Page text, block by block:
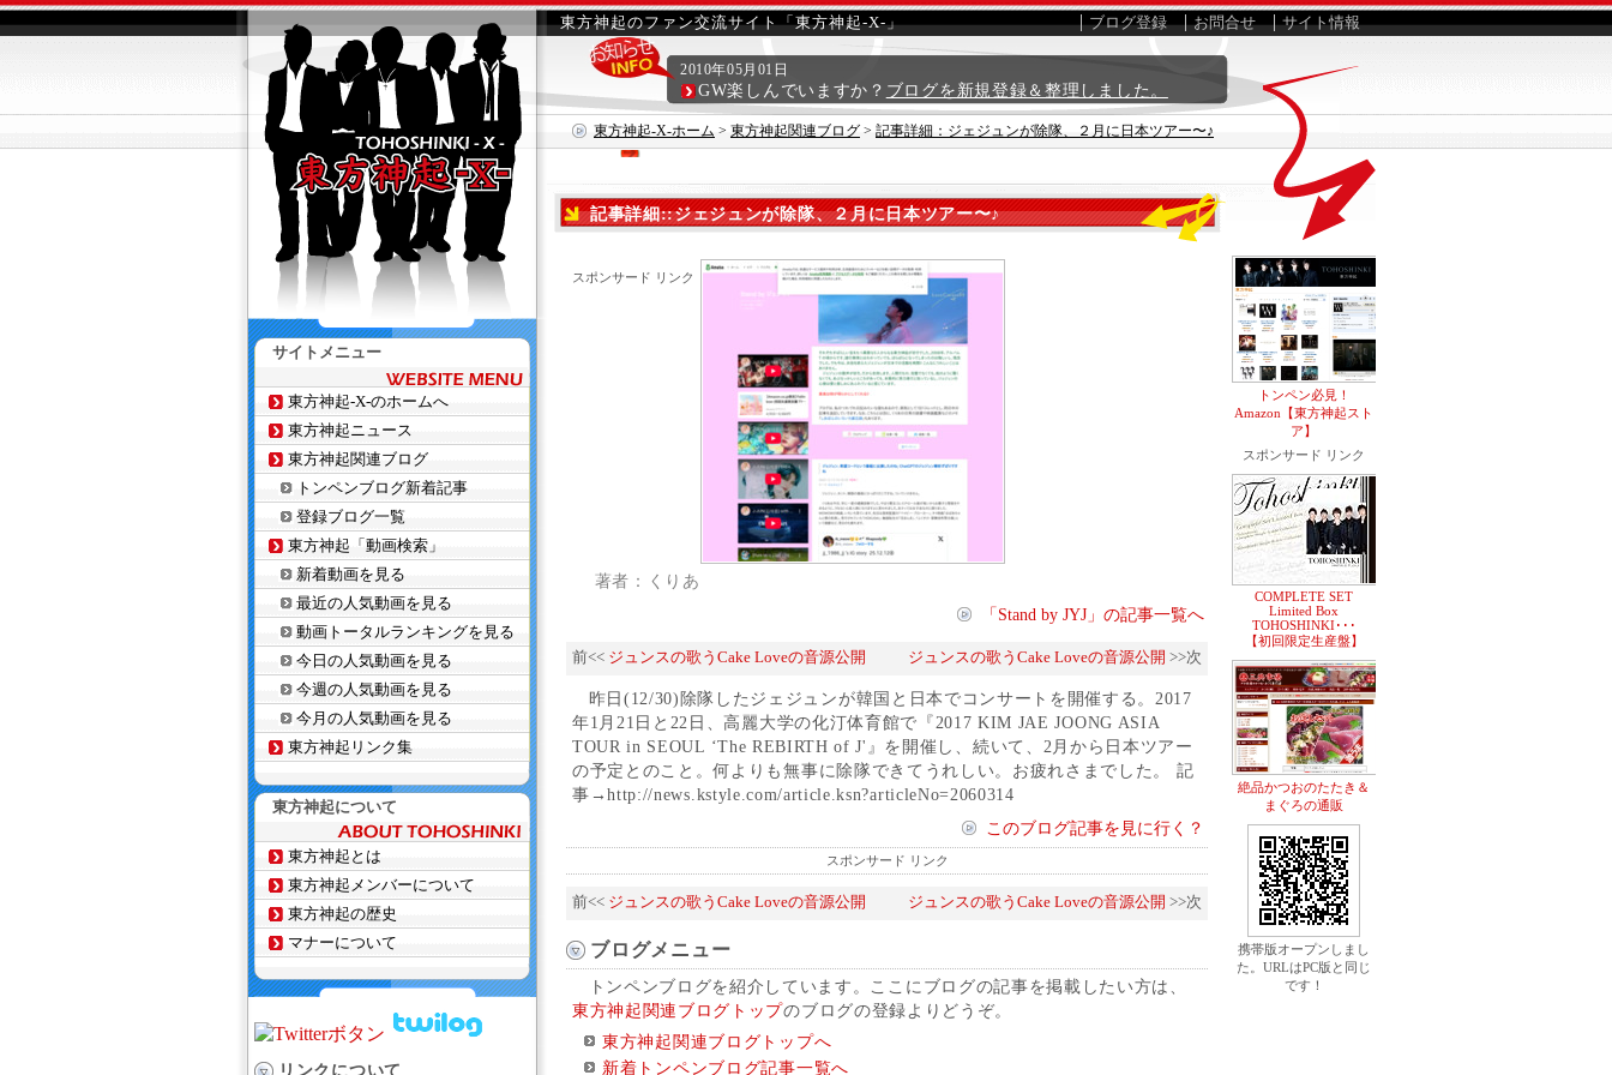
東方神起のファン交流サイト「東方神起-X-」
東方神起-X-ホーム > 東方神起関連ブログ > 記事詳細：ジェジュンが除隊、２月に日本ツアー〜♪
ブログ登録 お問合せ サイト情報
2010年05月01日
GW楽しんでいますか？ ブログを新規登録＆整理しました。
記事詳細::ジェジュンが除隊、２月に日本ツアー〜♪
スポンサード リンク
著者：くりあ
「Stand by JYJ」の記事一覧へ
前<< ジュンスの歌うCake Loveの音源公開 ジュンスの歌うCake Loveの音源公開 >>次
昨日(12/30)除隊したジェジュンが韓国と日本でコンサートを開催する。2017
年1月21日と22日、高麗大学の化汀体育館で『2017 KIM JAE JOONG ASIA
TOUR in SEOUL ‘The REBIRTH of J'』を開催し、続いて、2月から日本ツアー
の予定とのこと。何よりも無事に除隊できてうれしい。お疲れさまでした。 記
事→http://news.kstyle.com/article.ksn?articleNo=2060314
このブログ記事を見に行く？
スポンサード リンク
前<< ジュンスの歌うCake Loveの音源公開 ジュンスの歌うCake Loveの音源公開 >>次
ブログメニュー
トンペンブログを紹介しています。ここにブログの記事を掲載したい方は、
東方神起関連ブログトップのブログの登録よりどうぞ。
東方神起関連ブログトップへ
新着トンペンブログ記事一覧へ
サイトメニュー
東方神起-X-のホームへ
東方神起ニュース
東方神起関連ブログ
トンペンブログ新着記事
登録ブログ一覧
東方神起「動画検索」
新着動画を見る
最近の人気動画を見る
動画トータルランキングを見る
今日の人気動画を見る
今週の人気動画を見る
今月の人気動画を見る
東方神起リンク集
東方神起について
東方神起とは
東方神起メンバーについて
東方神起の歴史
マナーについて
リンクについて
トンペン必見！
Amazon【東方神起スト
ア】
スポンサード リンク
COMPLETE SET
Limited Box
TOHOSHINKI･･･
【初回限定生産盤】
絶品かつおのたたき＆
まぐろの通販
携帯版オープンしまし
た。URLはPC版と同じ
です！